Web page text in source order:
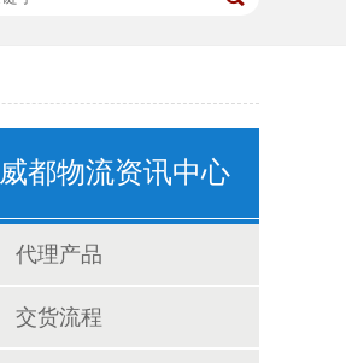
威都物流资讯中心
代理产品
交货流程